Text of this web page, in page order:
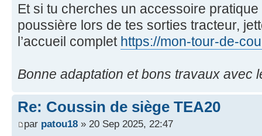
Et si tu cherches un accessoire
poussière lors de tes sorties tracteur,
l’accueil complet https://mon-tour-de-
Bonne adaptation et bons travaux avec
Re: Coussin de siège TEA20
par patou18 » 20 Sep 2025, 22:47